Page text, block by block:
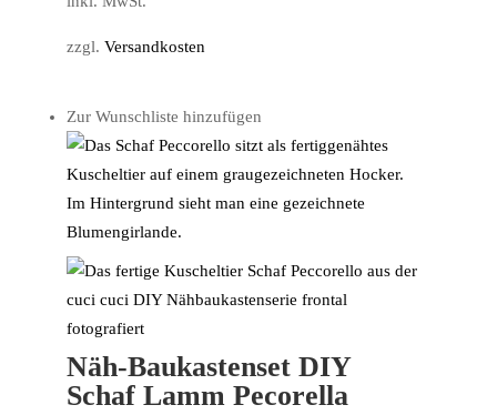
zzgl. Versandkosten
Zur Wunschliste hinzufügen
Näh-Baukastenset DIY
Schaf Lamm Pecorella